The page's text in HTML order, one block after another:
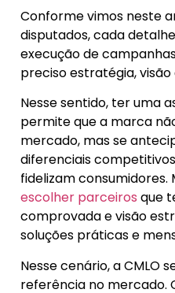
Conforme vimos neste
disputados, cada
execução de
preciso estratégia, visão
Nesse sentido, ter uma
permite que a marca
mercado, mas se
diferenciais
fidelizam
escolher parceiros que
comprovada e visão
soluções práticas e
Nesse cenário, a CMLO
referência no mercado.